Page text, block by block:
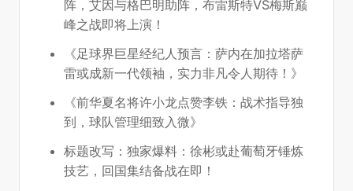
阵，艾因与格巴明助阵，布雷斯特VS梅斯巅
峰之战即将上演！
《足球界巨星经纪人预言：萨内在加拉塔萨
雷或成新一代领袖，实力非凡令人期待！》
《前华夏名将许小龙点赞李铁：战术指导独
到，球队管理细致入微》
标题改写：独家爆料：徐彬或赴葡萄牙锤炼
技艺，回国集结备战在即！